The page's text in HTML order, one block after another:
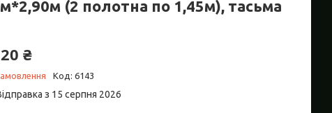
(2 полотна по 1,45м), тасьма
₴
Код: 6143
з 15 серпня 2026